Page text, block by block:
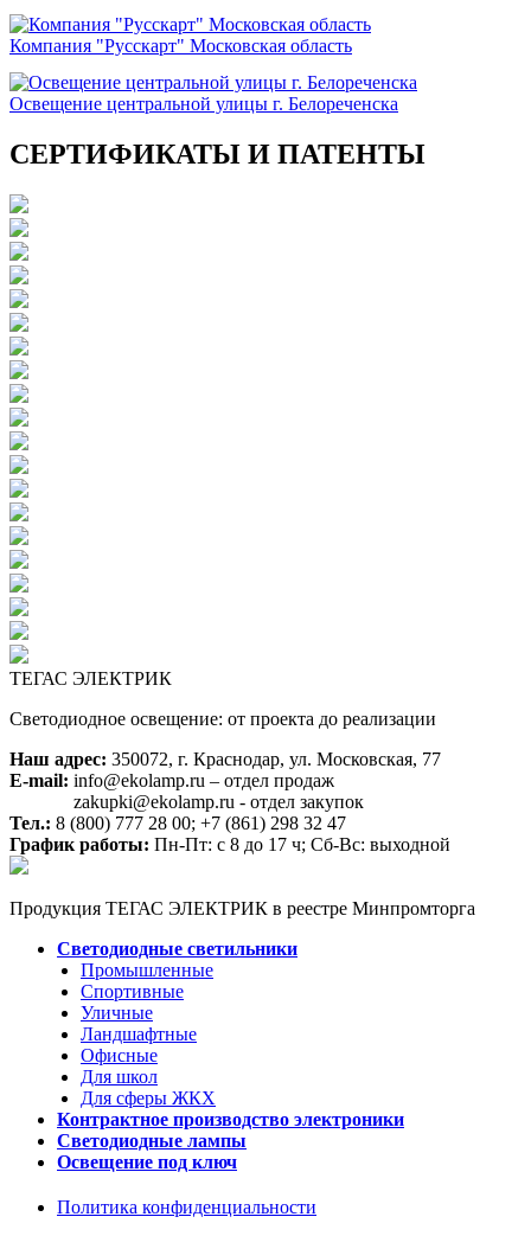
Компания "Русскарт" Московская область
Освещение центральной улицы г. Белореченска
СЕРТИФИКАТЫ И ПАТЕНТЫ
ТЕГАС ЭЛЕКТРИК
Светодиодное освещение: от проекта до реализации
Наш адрес: 350072, г. Краснодар, ул. Московская, 77
E-mail: info@ekolamp.ru – отдел продаж
zakupki@ekolamp.ru - отдел закупок
Тел.: 8 (800) 777 28 00; +7 (861) 298 32 47
График работы: Пн-Пт: с 8 до 17 ч; Сб-Вс: выходной
Продукция ТЕГАС ЭЛЕКТРИК в реестре Минпромторга
Светодиодные светильники
Промышленные
Спортивные
Уличные
Ландшафтные
Офисные
Для школ
Для сферы ЖКХ
Контрактное производство электроники
Светодиодные лампы
Освещение под ключ
Политика конфиденциальности